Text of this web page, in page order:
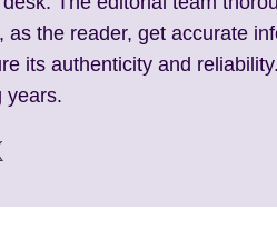
as the reader, get accurate
its authenticity and
years.